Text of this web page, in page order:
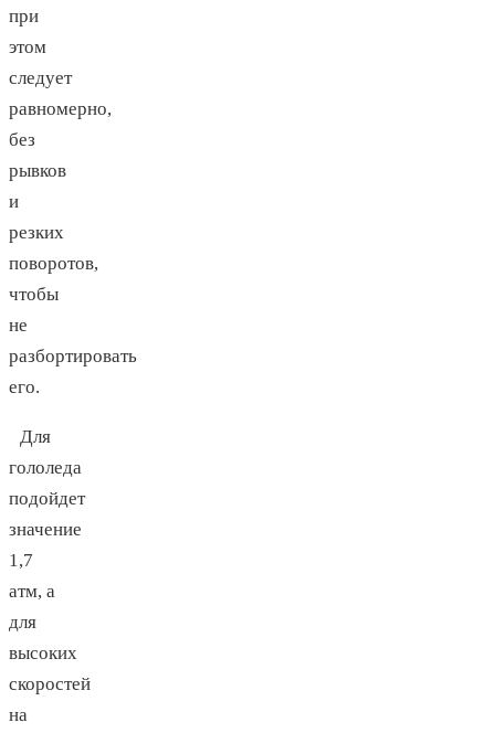
при
этом
следует
равномерно,
без
рывков
и
резких
поворотов,
чтобы
не
разбортировать
его.
Для
гололеда
подойдет
значение
1,7
атм, а
для
высоких
скоростей
на